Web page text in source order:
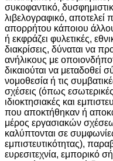
συκοφαντικό,
λιβελογραφικό, αποτελεί
απορρήτου κάποιου
ή εκφράζει φυλετικές,
διακρίσεις, δύναται να
ανήλικους με
δικαιούται να μεταδοθεί
νομοθεσία ή τις
σχέσεις (όπως
ιδιοκτησιακές και
που αποκτήθηκαν ή
μέρος εργασιακών
καλύπτονται σε
εμπιστευτικότητας),
ευρεσιτεχνία, εμπορικό